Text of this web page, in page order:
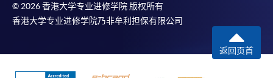
© 2026 香港大学专业进修学院 版权所有
香港大学专业进修学院乃非牟利担保有限公司
返回页首